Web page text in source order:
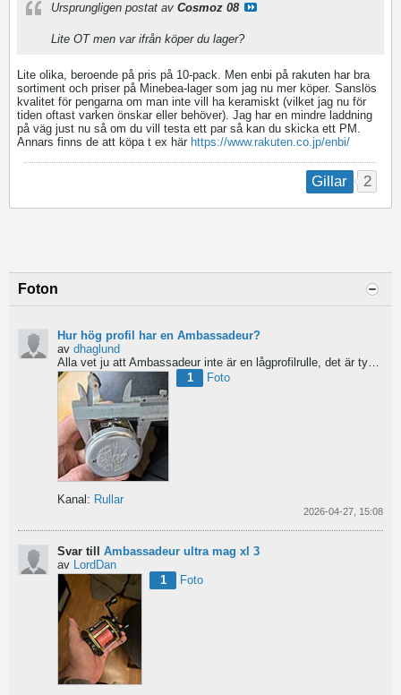
Ursprungligen postat av Cosmoz 08
Lite OT men var ifrån köper du lager?
Lite olika, beroende på pris på 10-pack. Men enbi på rakuten har bra
sortiment och priser på Minebea-lager som jag nu mer köper. Sanslös
kvalitet för pengarna om man inte vill ha keramiskt (vilket jag nu för
tiden oftast varken önskar eller behöver). Jag har en mindre laddning
på väg just nu så om du vill testa ett par så kan du skicka ett PM.
Annars finns de att köpa t ex här https://www.rakuten.co.jp/enbi/
Gillar 2
Foton
Hur hög profil har en Ambassadeur?
av dhaglund
1
Foto
Kanal: Rullar
2026-04-27, 15:08
Svar till Ambassadeur ultra mag xl 3
av LordDan
1
Foto